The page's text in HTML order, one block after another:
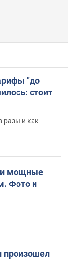
"до
стоит
разы и как
мощные
Фото и
произошел